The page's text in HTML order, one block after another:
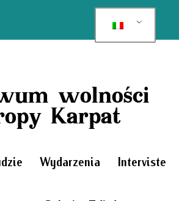
wolności
Karpat
Wydarzenia Interviste